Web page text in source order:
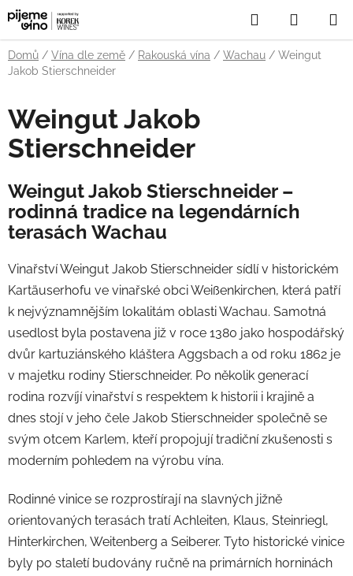
Přejít
na
obsah
Hledat
KOŠÍK
Domů / Vína dle země / Rakouská vína / Wachau / Weingut
Jakob Stierschneider
Weingut Jakob
Stierschneider
Weingut Jakob Stierschneider –
rodinná tradice na legendárních
terasách Wachau
Vinařství Weingut Jakob Stierschneider sídlí v historickém
Kartäuserhofu ve vinařské obci Weißenkirchen, která patří
k nejvýznamnějším lokalitám oblasti Wachau. Samotná
usedlost byla postavena již v roce 1380 jako hospodářský
dvůr kartuziánského kláštera Aggsbach a od roku 1862 je
v majetku rodiny Stierschneider. Po několik generací
rodina rozvíjí vinařství s respektem k historii i krajině a
dnes stojí v jeho čele Jakob Stierschneider společně se
svým otcem Karlem, kteří propojují tradiční zkušenosti s
moderním pohledem na výrobu vína.
Rodinné vinice se rozprostírají na slavných jižně
orientovaných terasách tratí Achleiten, Klaus, Steinriegl,
Hinterkirchen, Weitenberg a Seiberer. Tyto historické vinice
byly po staletí budovány ručně na primárních horninách